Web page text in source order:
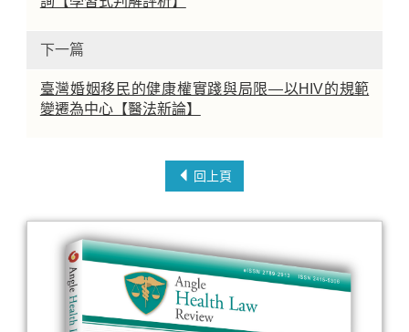
下一篇
臺灣婚姻移民的健康權實踐與局限—以HIV的規範
變遷為中心【醫法新論】
回上頁